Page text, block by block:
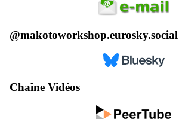
@makotoworkshop.eurosky.social
Chaîne Vidéos